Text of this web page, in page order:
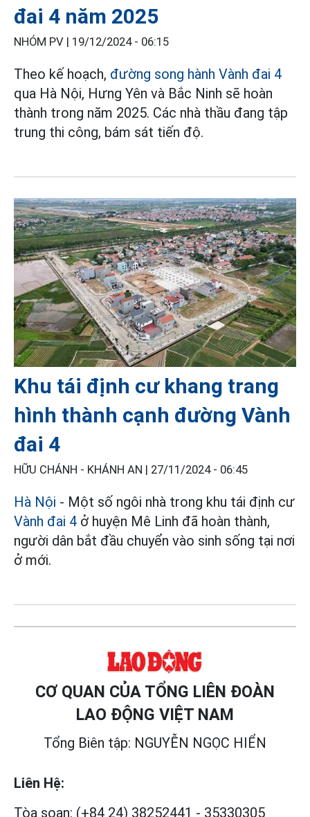
đai 4 năm 2025
NHÓM PV | 19/12/2024 - 06:15
Theo kế hoạch, đường song hành Vành đai 4
qua Hà Nội, Hưng Yên và Bắc Ninh sẽ hoàn
thành trong năm 2025. Các nhà thầu đang tập
trung thi công, bám sát tiến độ.
Khu tái định cư khang trang
hình thành cạnh đường Vành
đai 4
HỮU CHÁNH - KHÁNH AN | 27/11/2024 - 06:45
Hà Nội - Một số ngôi nhà trong khu tái định cư
Vành đai 4 ở huyện Mê Linh đã hoàn thành,
người dân bắt đầu chuyển vào sinh sống tại nơi
ở mới.
CƠ QUAN CỦA TỔNG LIÊN ĐOÀN
LAO ĐỘNG VIỆT NAM
Tổng Biên tập: NGUYỄN NGỌC HIỂN
Liên Hệ:
Tòa soạn: (+84 24) 38252441 - 35330305